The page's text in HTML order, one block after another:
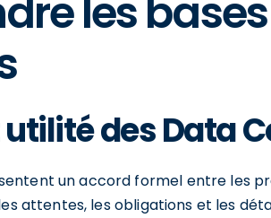
les
des Data
un accord formel entre les
attentes, les obligations et les